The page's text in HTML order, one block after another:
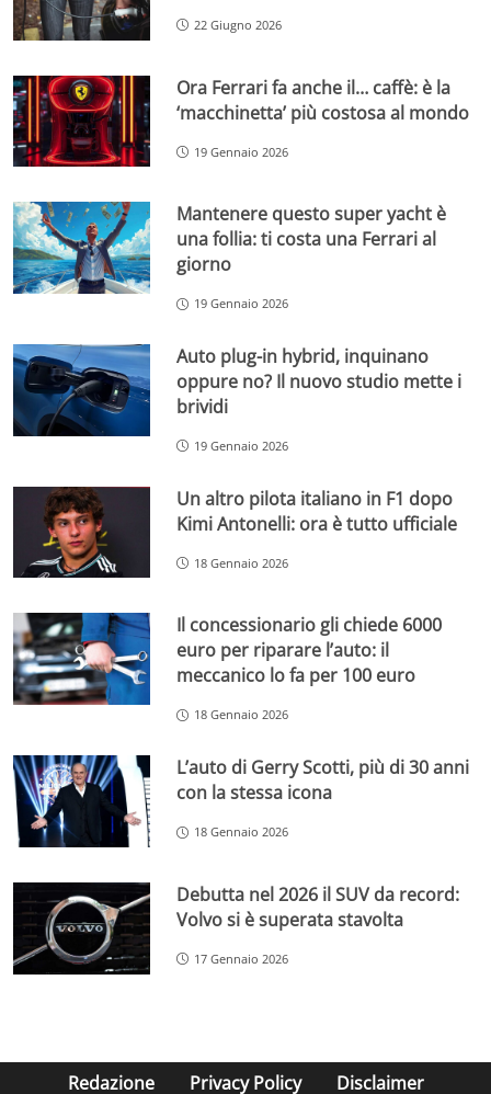
22 Giugno 2026
Ora Ferrari fa anche il… caffè: è la
‘macchinetta’ più costosa al mondo
19 Gennaio 2026
Mantenere questo super yacht è
una follia: ti costa una Ferrari al
giorno
19 Gennaio 2026
Auto plug-in hybrid, inquinano
oppure no? Il nuovo studio mette i
brividi
19 Gennaio 2026
Un altro pilota italiano in F1 dopo
Kimi Antonelli: ora è tutto ufficiale
18 Gennaio 2026
Il concessionario gli chiede 6000
euro per riparare l’auto: il
meccanico lo fa per 100 euro
18 Gennaio 2026
L’auto di Gerry Scotti, più di 30 anni
con la stessa icona
18 Gennaio 2026
Debutta nel 2026 il SUV da record:
Volvo si è superata stavolta
17 Gennaio 2026
Redazione Privacy Policy Disclaimer